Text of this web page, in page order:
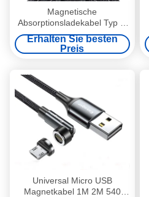
Magnetische
Absorptionsladekabel Typ C
USB C zu USB Kabel 100 W
ES-X55 Serie
Erhalten Sie besten
Preis
Universal Micro USB
Magnetkabel 1M 2M 540